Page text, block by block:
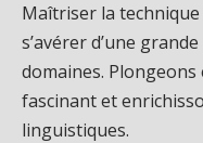
Maîtriser la
s’avérer d’une
domaines.
fascinant et
linguistiques.